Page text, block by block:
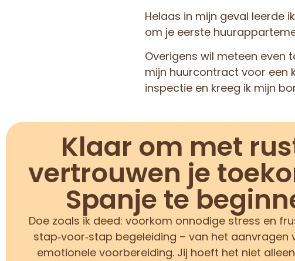
Helaas in mijn geval leerde
om je eerste
Overigens wil meteen even
mijn huurcontract voor een
inspectie en kreeg ik mijn
Klaar om met
vertrouwen je
Spanje te
Doe zoals ik deed: voorkom onnodige stress en
stap‑voor‑stap begeleiding – van het aanvragen
emotionele voorbereiding. Jij hoeft het niet